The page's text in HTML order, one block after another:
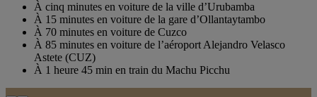
À cinq minutes en voiture de la ville d’Urubamba
À 15 minutes en voiture de la gare d’Ollantaytambo
À 70 minutes en voiture de Cuzco
À 85 minutes en voiture de l’aéroport Alejandro Velasco
Astete (CUZ)
À 1 heure 45 min en train du Machu Picchu